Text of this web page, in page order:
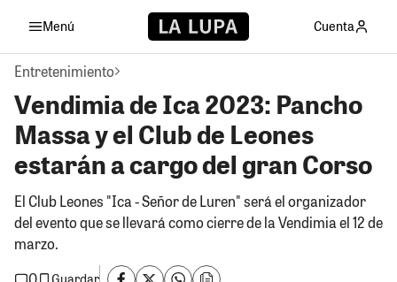
Menú Cuenta
Entretenimiento
Vendimia de Ica 2023: Pancho
Massa y el Club de Leones
estarán a cargo del gran Corso
El Club Leones "Ica - Señor de Luren" será el organizador
del evento que se llevará como cierre de la Vendimia el 12 de
marzo.